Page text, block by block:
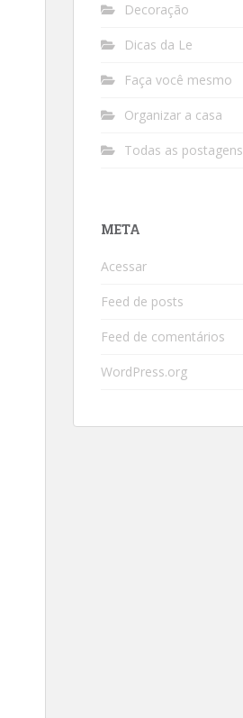
Decoração
Dicas da Le
Faça você mesmo
Organizar a casa
Todas as postagens
META
Acessar
Feed de posts
Feed de comentários
WordPress.org